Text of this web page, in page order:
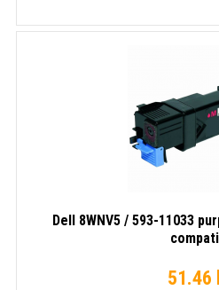
Dell 8WNV5 / 593-11033
51.46